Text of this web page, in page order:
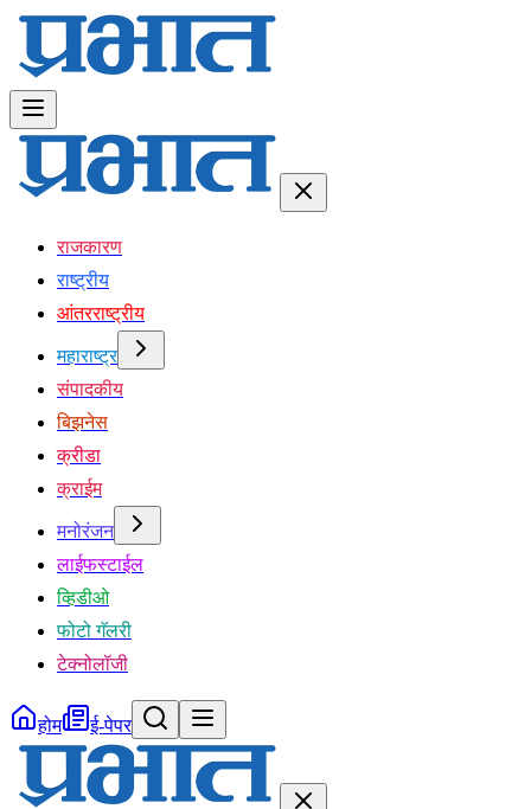
राजकारण
राष्ट्रीय
आंतरराष्ट्रीय
महाराष्ट्र
संपादकीय
बिझनेस
क्रीडा
क्राईम
मनोरंजन
लाईफस्टाईल
व्हिडीओ
फोटो गॅलरी
टेक्नोलॉजी
होम ई-पेपर